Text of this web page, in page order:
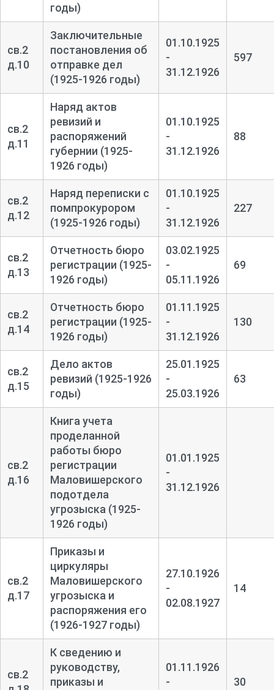
годы)
св.2
д.10
Заключительные
постановления об
отправке дел
(1925-1926 годы)
01.10.1925
-
31.12.1926
597
св.2
д.11
Наряд актов
ревизий и
распоряжений
губернии (1925-
1926 годы)
01.10.1925
-
31.12.1926
88
св.2
д.12
Наряд переписки с
помпрокурором
(1925-1926 годы)
01.10.1925
-
31.12.1926
227
св.2
д.13
Отчетность бюро
регистрации (1925-
1926 годы)
03.02.1925
-
05.11.1926
69
св.2
д.14
Отчетность бюро
регистрации (1925-
1926 годы)
01.11.1925
-
31.12.1926
130
св.2
д.15
Дело актов
ревизий (1925-1926
годы)
25.01.1925
-
25.03.1926
63
св.2
д.16
Книга учета
проделанной
работы бюро
регистрации
Маловишерского
подотдела
угрозыска (1925-
1926 годы)
01.01.1925
-
31.12.1926
св.2
д.17
Приказы и
циркуляры
Маловишерского
угрозыска и
распоряжения его
(1926-1927 годы)
27.10.1926
-
02.08.1927
14
св.2
К сведению и
руководству,
приказы и
01.11.1926
-
30